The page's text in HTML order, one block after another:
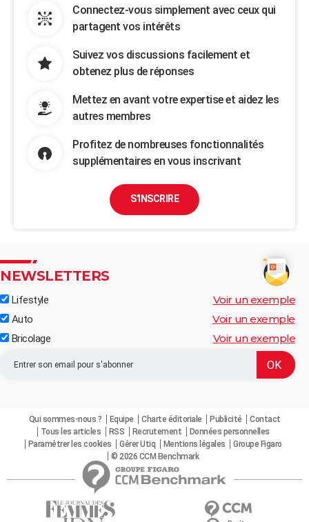
Connectez-vous simplement avec ceux qui
partagent vos intérêts
Suivez vos discussions facilement et
obtenez plus de réponses
Mettez en avant votre expertise et aidez les
autres membres
Profitez de nombreuses fonctionnalités
supplémentaires en vous inscrivant
S'INSCRIRE
NEWSLETTERS
Lifestyle Voir un exemple
Auto Voir un exemple
Bricolage Voir un exemple
Qui sommes-nous ? Equipe Charte éditoriale Publicité
Contact
Tous les articles
RSS Recrutement
Données personnelles
Paramétrer les cookies
Gérer Utiq Mentions légales
Groupe Figaro
© 2026 CCM Benchmark